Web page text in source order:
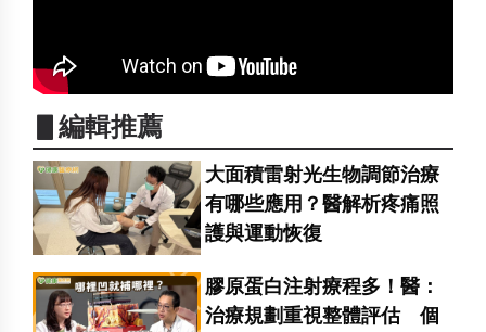
▋編輯推薦
大面積雷射光生物調節治療
有哪些應用？醫解析疼痛照
護與運動恢復
膠原蛋白注射療程多！醫：
治療規劃重視整體評估 個